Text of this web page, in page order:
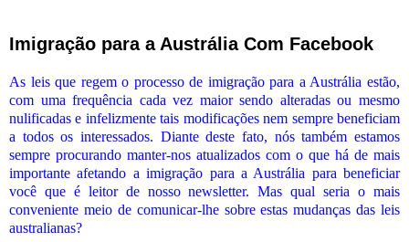
Imigração para a Austrália Com Facebook
As leis que regem o processo de imigração para a Austrália estão,
com uma frequência cada vez maior sendo alteradas ou mesmo
nulificadas e infelizmente tais modificações nem sempre beneficiam
a todos os interessados. Diante deste fato, nós também estamos
sempre procurando manter-nos atualizados com o que há de mais
importante afetando a imigração para a Austrália para beneficiar
você que é leitor de nosso newsletter. Mas qual seria o mais
conveniente meio de comunicar-lhe sobre estas mudanças das leis
australianas?